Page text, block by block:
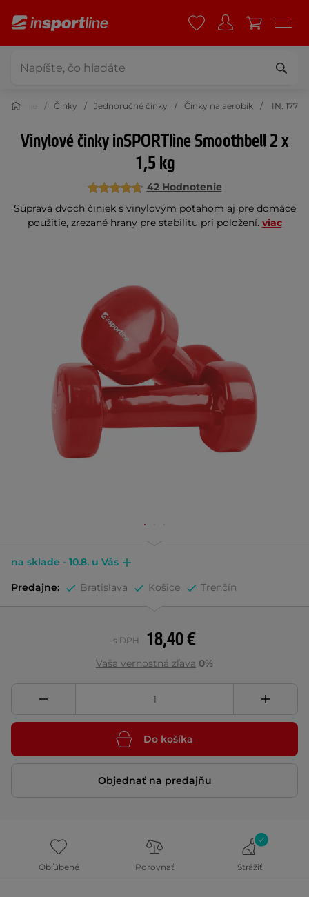
Činky Jednoručné činky Činky na aerobik IN: 177
Vinylové činky inSPORTline Smoothbell 2 x
1,5 kg
42 Hodnotenie
Súprava dvoch činiek s vinylovým poťahom aj pre domáce
použitie, zrezané hrany pre stabilitu pri položení. viac
na sklade - 10.8. u Vás
Predajne: Bratislava Košice Trenčín
18,40 €
s DPH
Vaša vernostná zľava 0%
Do košíka
Objednať na predajňu
Obľúbené Porovnať Strážiť